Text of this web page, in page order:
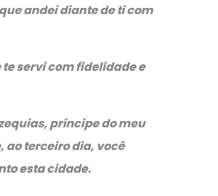
andei diante de ti com
servi com fidelidade e
príncipe do meu
ao terceiro dia, você
esta cidade.